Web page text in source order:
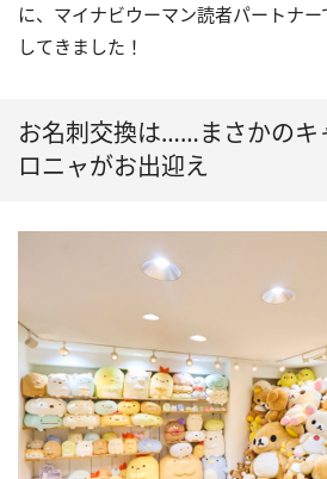
に、マイナビウーマン読者パートナ
してきました！
お名刺交換は……まさかの
ロニャがお出迎え